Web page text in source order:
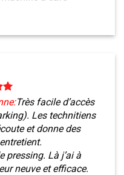
Très facile d’accès
Les technitiens
et donne des
pressing. Là j’ai à
neuve et efficace.